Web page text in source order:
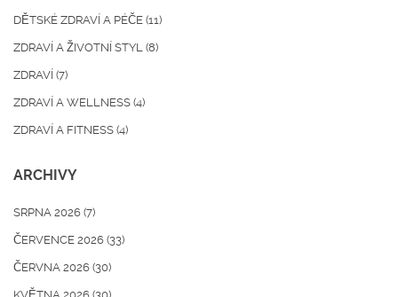
DĚTSKÉ ZDRAVÍ A PÉČE (11)
ZDRAVÍ A ŽIVOTNÍ STYL (8)
ZDRAVÍ (7)
ZDRAVÍ A WELLNESS (4)
ZDRAVÍ A FITNESS (4)
ARCHIVY
SRPNA 2026 (7)
ČERVENCE 2026 (33)
ČERVNA 2026 (30)